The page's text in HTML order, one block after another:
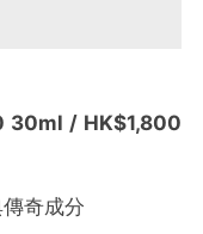
30ml / HK$1,800
奇成分